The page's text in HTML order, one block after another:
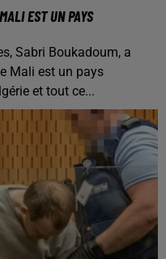
EST UN PAYS
Sabri Boukadoum, a
Mali est un pays
et tout ce...